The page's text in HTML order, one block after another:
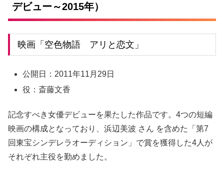
デビュー～2015年）
映画「空色物語 アリと恋文」
公開日：2011年11月29日
役：斎藤文香
記念すべき女優デビューを果たした作品です。4つの短編
映画の構成となっており、 浜辺美波 さん を含めた
「第7
回東宝シンデレラオーディション」で賞を獲得した4人が
それぞれ主役を勤めました。